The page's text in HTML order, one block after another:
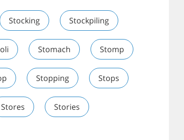
Stocking Stockpiling
Stomach Stomp
Stopping Stops
Stores Stories